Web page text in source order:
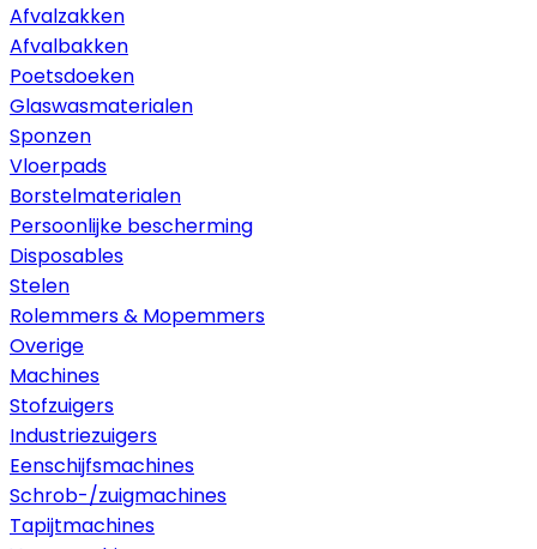
Afvalzakken
Afvalbakken
Poetsdoeken
Glaswasmaterialen
Sponzen
Vloerpads
Borstelmaterialen
Persoonlijke bescherming
Disposables
Stelen
Rolemmers & Mopemmers
Overige
Machines
Stofzuigers
Industriezuigers
Eenschijfsmachines
Schrob-/zuigmachines
Tapijtmachines